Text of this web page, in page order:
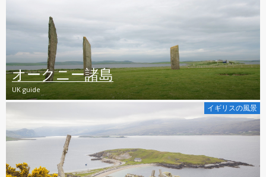
オークニー諸島
UK guide
イギリスの風景